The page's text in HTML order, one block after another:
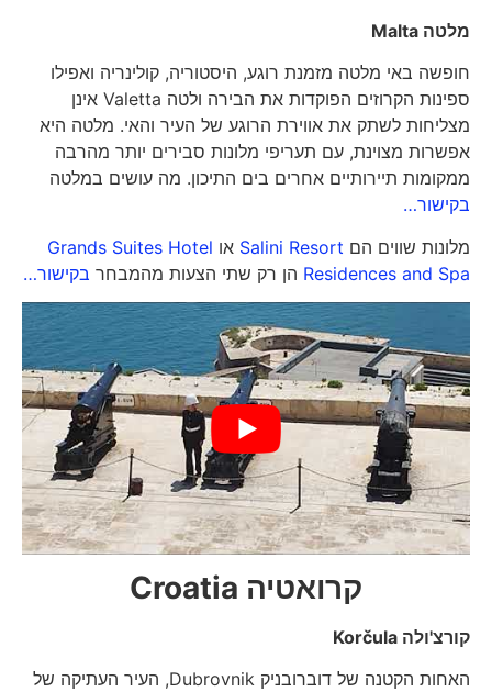
מלטהMalta
חופשה באי מלטה מזמנת רוגע, היסטוריה, קולינריה ואפילו
ספינות הקרוזים הפוקדות את הבירה ולטה Valetta אינן
מצליחות לשתק את אווירת הרוגע של העיר והאי. מלטה היא
אפשרות מצוינת, עם תעריפי מלונות סבירים יותר מהרבה
ממקומות תיירותיים אחרים בים התיכון. מה עושים במלטה
בקישור…
מלונות שווים הםSalini Resortאו Grands Suites Hotel
Residences and Spaהן רק שתי הצעות מהמבחרבקישור…
קרואטיהCroatia
קורצ'ולהKorčula
האחות הקטנה של דוברובניק Dubrovnik, העיר העתיקה של